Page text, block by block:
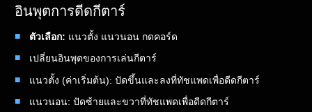
อินพุตการดีดกีตาร์
ตัวเลือก: แนวตั้ง แนวนอน กดคอร์ด
เปลี่ยนอินพุตของการเล่นกีตาร์
แนวตั้ง (ค่าเริ่มต้น): ปัดขึ้นและลงที่ทัชแพดเพื่อดีดกีตาร์
แนวนอน: ปัดซ้ายและขวาที่ทัชแพดเพื่อดีดกีตาร์